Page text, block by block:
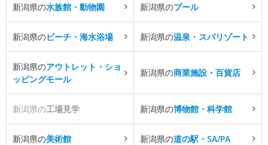
新潟県の水族館・動物園 新潟県のプール
新潟県のビーチ・海水浴場 新潟県の温泉・スパリゾート
新潟県のアウトレット・ショ
ッピングモール
新潟県の商業施設・百貨店
新潟県の工場見学 新潟県の博物館・科学館
新潟県の美術館 新潟県の道の駅・SA/PA